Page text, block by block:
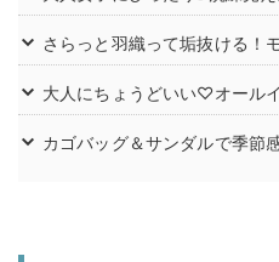
さらっと羽織って垢抜ける！
大人にちょうどいい♡オール
カゴバッグ＆サンダルで季節